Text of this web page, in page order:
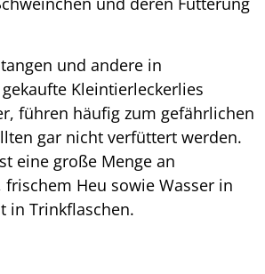
und andere in
Kleintierleckerlies
führen häufig zum gefährlichen
gar nicht verfüttert werden.
eine große Menge an
Heu sowie Wasser in
in Trinkflaschen.